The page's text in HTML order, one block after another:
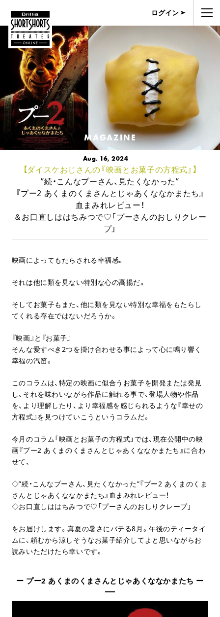
ログイン
MAGAZINE
Aug. 16, 2024
【ダイスケおじさんの『映画とお菓子の方程式』】
”続・こんなプーさん、見たくなかった”
『プー2 あくまのくまさんとじゃあくななかまたち』
血まみれレビュー！
＆お口直しははちみつで♡「プーさんのおしりクレー
プ」
映画によってもたらされる幸福感。
それは他に類を見ない特別な心の高揚だ。
そしてお菓子もまた、他に類を見ない特別な幸福をもたらし
てくれる存在ではないだろうか。
『映画』と『お菓子』
そんな愛すべき2つを掛け合わせる事によって心に鳴り響く
幸福の汽笛。
このコラムは、特定の映画に似合うお菓子を開発または発見
し、それを味わいながら作品に触れる事で、登場人物や作品
を、より理解したり、より幸福感を感じられるような『幸せの
方程式』を見つけていこうというコラムだ。
今月のコラム「映画とお菓子の方程式」では、現在公開中の映
画『プー2 あくまのくまさんとじゃあくななかまたち』に合わ
せて、
◇”続・こんなプーさん、見たくなかった”『プー2 あくまのくま
さんとじゃあくななかまたち』血まみれレビュー！
◇お口直しははちみつで♡「プーさんのおしりクレープ」
をお届けします。真夏の暑さにバテる8月。午後のティータイ
ムに、頼むから涼しそうなお菓子紹介してよと思いながらお
読みいただけたら幸いです。
ー プー2 あくまのくまさんとじゃあくななかまたち ー